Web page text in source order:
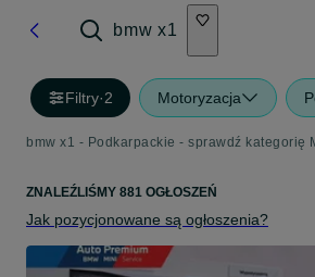
bmw x1
Filtry·2 Motoryzacja
bmw x1 - Podkarpackie - sprawdź kategorię
ZNALEŹLIŚMY 881 OGŁOSZEŃ
Jak pozycjonowane są ogłoszenia?